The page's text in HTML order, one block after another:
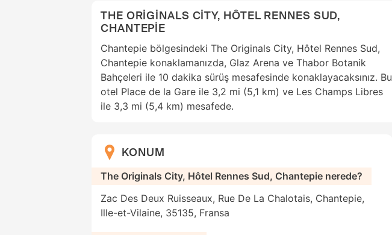
THE ORİGİNALS CİTY, HÔTEL RENNES SUD,
CHANTEPİE
Chantepie bölgesindeki The Originals City, Hôtel Rennes Sud,
Chantepie konaklamanızda, Glaz Arena ve Thabor Botanik
Bahçeleri ile 10 dakika sürüş mesafesinde konaklayacaksınız. Bu
otel Place de la Gare ile 3,2 mi (5,1 km) ve Les Champs Libres
ile 3,3 mi (5,4 km) mesafede.
KONUM
The Originals City, Hôtel Rennes Sud, Chantepie nerede?
Zac Des Deux Ruisseaux, Rue De La Chalotais, Chantepie,
Ille-et-Vilaine, 35135, Fransa